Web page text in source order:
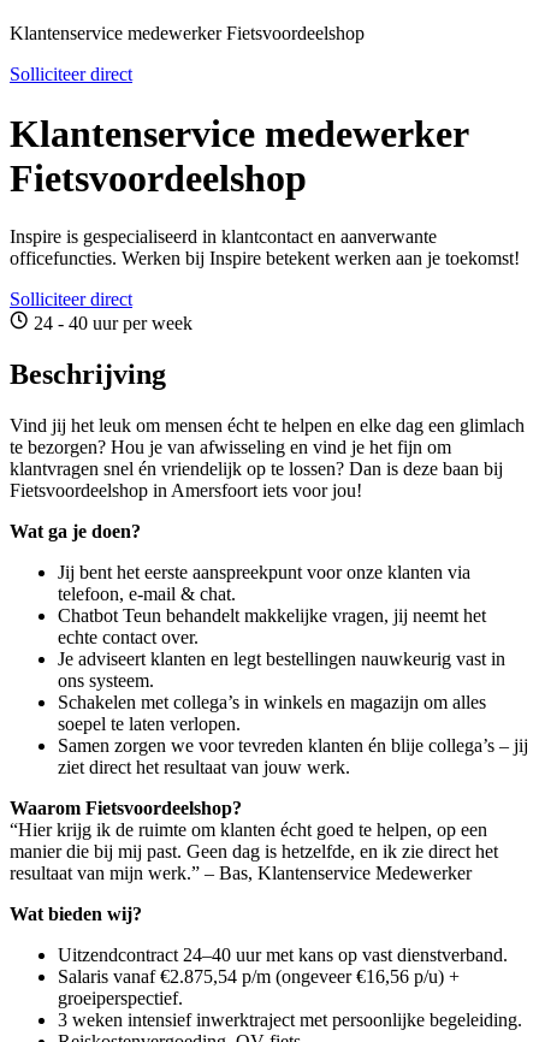
Klantenservice medewerker Fietsvoordeelshop
Solliciteer direct
Klantenservice medewerker
Fietsvoordeelshop
Inspire is gespecialiseerd in klantcontact en aanverwante
officefuncties. Werken bij Inspire betekent werken aan je toekomst!
Solliciteer direct
24 - 40 uur per week
Beschrijving
Vind jij het leuk om mensen écht te helpen en elke dag een glimlach
te bezorgen? Hou je van afwisseling en vind je het fijn om
klantvragen snel én vriendelijk op te lossen? Dan is deze baan bij
Fietsvoordeelshop in Amersfoort iets voor jou!
Wat ga je doen?
Jij bent het eerste aanspreekpunt voor onze klanten via
telefoon, e-mail & chat.
Chatbot Teun behandelt makkelijke vragen, jij neemt het
echte contact over.
Je adviseert klanten en legt bestellingen nauwkeurig vast in
ons systeem.
Schakelen met collega’s in winkels en magazijn om alles
soepel te laten verlopen.
Samen zorgen we voor tevreden klanten én blije collega’s – jij
ziet direct het resultaat van jouw werk.
Waarom Fietsvoordeelshop?
“Hier krijg ik de ruimte om klanten écht goed te helpen, op een
manier die bij mij past. Geen dag is hetzelfde, en ik zie direct het
resultaat van mijn werk.” – Bas, Klantenservice Medewerker
Wat bieden wij?
Uitzendcontract 24–40 uur met kans op vast dienstverband.
Salaris vanaf €2.875,54 p/m (ongeveer €16,56 p/u) +
groeiperspectief.
3 weken intensief inwerktraject met persoonlijke begeleiding.